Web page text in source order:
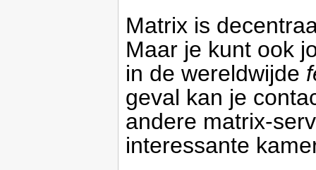
Matrix is
Maar je kunt ook
in de wereldwijde
geval kan je
andere matrix-
interessante